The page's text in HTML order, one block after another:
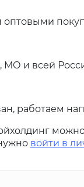
МО и всей
работаем
войти в